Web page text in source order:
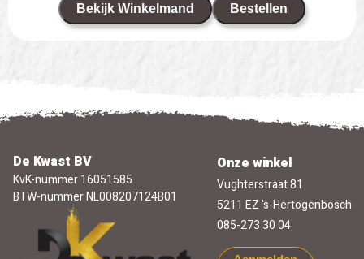
Bekijk Winkelmand Bestellen
De Kwast BV
KvK-nummer 16051585
BTW-nummer NL008207124B01
Onze winkel
Vughterstraat 81
5211 EZ 's-Hertogenbosch
085-273 30 04